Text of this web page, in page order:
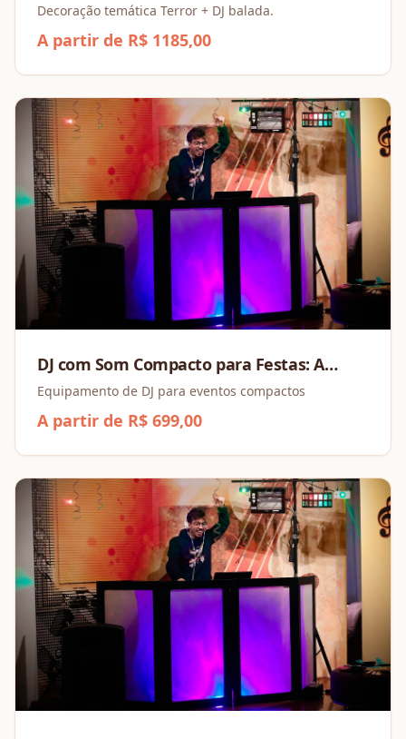
Decoração temática Terror + DJ balada.
A partir de R$ 1185,00
DJ com Som Compacto para Festas: A
Trilha Sonora Perfeita para o seu Evento
em São Paulo
Equipamento de DJ para eventos compactos
A partir de R$ 699,00